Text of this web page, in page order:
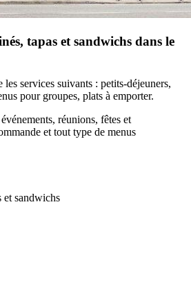
tapas et sandwichs dans le
services suivants : petits-déjeuners,
pour groupes, plats à emporter.
réunions, fêtes et
et tout type de menus
et sandwichs